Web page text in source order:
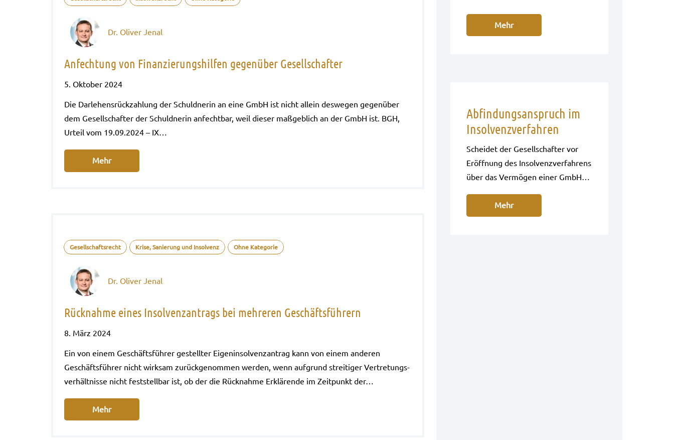
Dr. Oliver Jenal
Anfechtung von Finanzierungshilfen gegenüber Gesellschafter
5. Oktober 2024
Die Dar­le­hens­rück­zah­lung der Schuld­ne­rin an eine GmbH ist nicht allein des­we­gen gegen­über
dem Gesell­schaf­ter der Schuld­ne­rin anfecht­bar, weil die­ser maß­geb­lich an der GmbH ist. BGH,
Urteil vom 19.09.2024 – IX…
Mehr
Gesellschaftsrecht Krise, Sanierung und Insolvenz Ohne Kategorie
Dr. Oliver Jenal
Rücknahme eines Insolvenzantrags bei mehreren Geschäftsführern
8. März 2024
Ein von einem Geschäfts­füh­rer gestell­ter Eigen­in­sol­venz­an­trag kann von einem ande­ren
Geschäfts­füh­rer nicht wirk­sam zurück­ge­nom­men wer­den, wenn auf­grund strei­ti­ger Ver­tre­tungs­
ver­hält­nis­se nicht fest­stell­bar ist, ob der die Rück­nah­me Erklä­ren­de im Zeit­punkt der…
Mehr
Mehr
Abfindungsanspruch im
Insolvenzverfahren
Schei­det der Gesell­schaf­ter vor
Eröff­nung des Insol­venz­ver­fah­rens
über das Ver­mö­gen einer GmbH…
Mehr